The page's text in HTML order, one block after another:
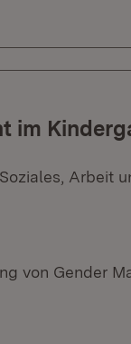
im
Arbeit
von Gender